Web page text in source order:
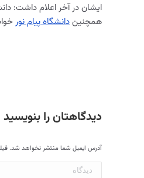
ایشان در آخر اعلام داشت:
همچنیندانشگاه پیام نور
دیدگاهتان را بنویسید
آدرس ایمیل شما منتشر نخواهد شد.
دیدگاه